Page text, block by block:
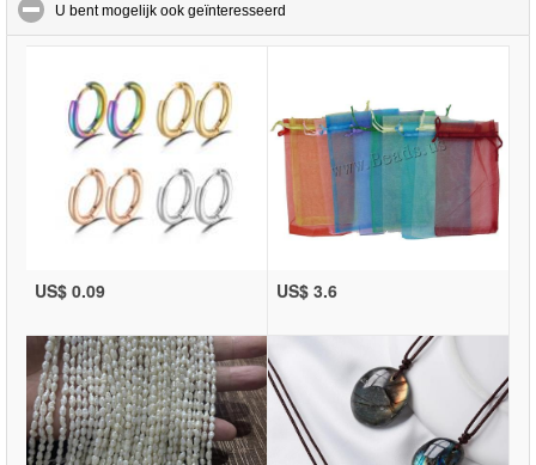
U bent mogelijk ook geïnteresseerd
US$ 0.09 US$ 3.6